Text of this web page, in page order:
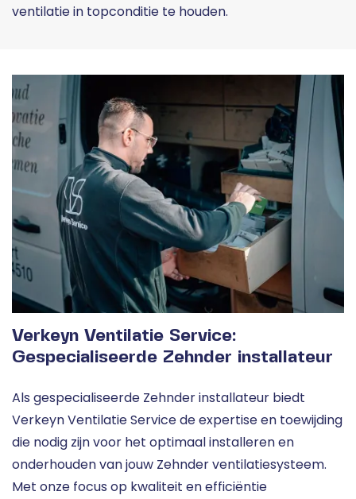
ventilatie in topconditie te houden.
Verkeyn Ventilatie Service:
Gespecialiseerde Zehnder installateur
Als gespecialiseerde Zehnder installateur biedt
Verkeyn Ventilatie Service de expertise en toewijding
die nodig zijn voor het optimaal installeren en
onderhouden van jouw Zehnder ventilatiesysteem.
Met onze focus op kwaliteit en efficiëntie